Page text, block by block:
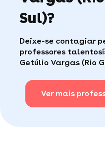
Faça sua busca, com
fácil
Caso encontre algum
aulas, a Superprof
(por telefone e e-mail,
mais frequentes.
Sul)?
Deixe-se contagiar
professores
Getúlio Vargas (Rio
Ver mais